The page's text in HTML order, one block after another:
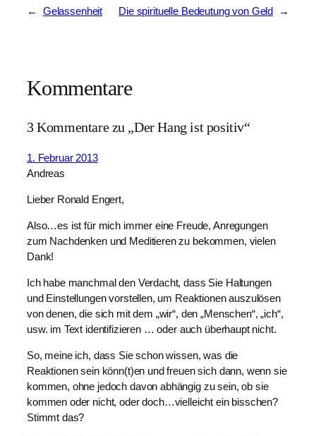
← Gelassenheit Die spirituelle Bedeutung von Geld →
Kommentare
3 Kommentare zu „Der Hang ist positiv“
1. Februar 2013
Andreas
Lieber Ronald Engert,
Also…es ist für mich immer eine Freude, Anregungen
zum Nachdenken und Meditieren zu bekommen, vielen
Dank!
Ich habe manchmal den Verdacht, dass Sie Haltungen
und Einstellungen vorstellen, um Reaktionen auszulösen
von denen, die sich mit dem „wir“, den „Menschen“, „ich“,
usw. im Text identifizieren … oder auch überhaupt nicht.
So, meine ich, dass Sie schon wissen, was die
Reaktionen sein könn(t)en und freuen sich dann, wenn sie
kommen, ohne jedoch davon abhängig zu sein, ob sie
kommen oder nicht, oder doch…vielleicht ein bisschen?
Stimmt das?